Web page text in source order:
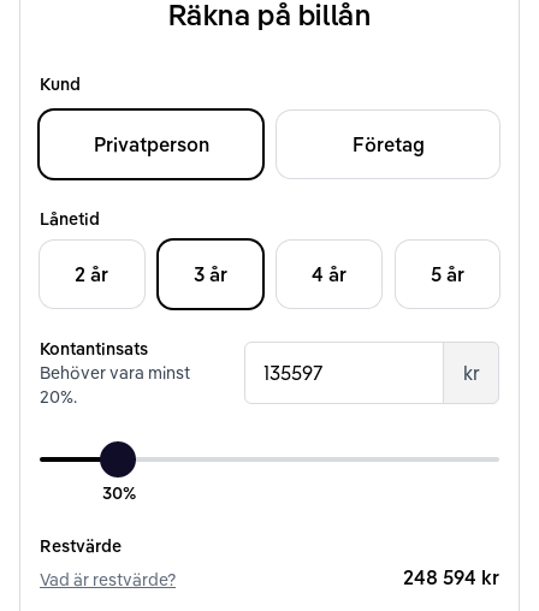
Räkna på billån
Kund
Privatperson Företag
Lånetid
2 år 3 år 4 år 5 år
Kontantinsats
Behöver vara minst
20%.
kr
30%
Restvärde
Vad är restvärde?
248 594 kr